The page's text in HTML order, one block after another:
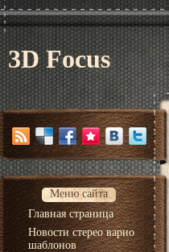
3D Focus
Меню сайта
Главная страница
Новости стерео варио
шаблонов